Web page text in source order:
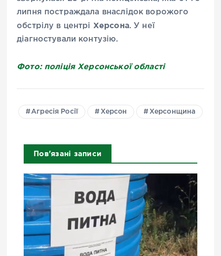
липня постраждала внаслідок ворожого
обстрілу в центрі Херсона. У неї
діагностували контузію.
Фото: поліція Херсонської області
Агресія Росії Херсон Херсонщина
Пов'язані записи